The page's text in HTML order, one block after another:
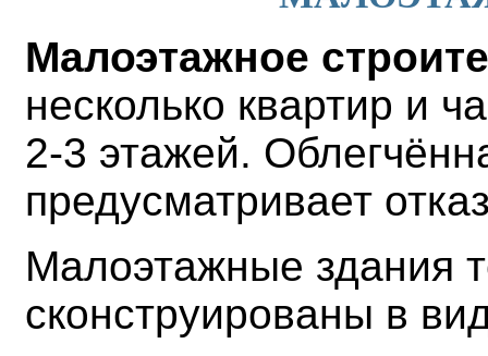
Малоэтажное
несколько квартир и
2-3 этажей.
предусматривает
Малоэтажные здания
сконструированы в